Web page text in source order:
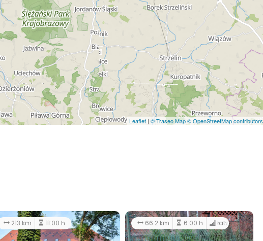
Leaflet | © Traseo Map© OpenStreetMap contributors
213 km 11:00 h 66.2 km 6:00 h łatwy